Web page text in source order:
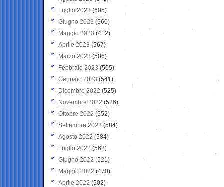
Luglio 2023 (605)
Giugno 2023 (560)
Maggio 2023 (412)
Aprile 2023 (567)
Marzo 2023 (506)
Febbraio 2023 (505)
Gennaio 2023 (541)
Dicembre 2022 (525)
Novembre 2022 (526)
Ottobre 2022 (552)
Settembre 2022 (584)
Agosto 2022 (584)
Luglio 2022 (562)
Giugno 2022 (521)
Maggio 2022 (470)
Aprile 2022 (502)